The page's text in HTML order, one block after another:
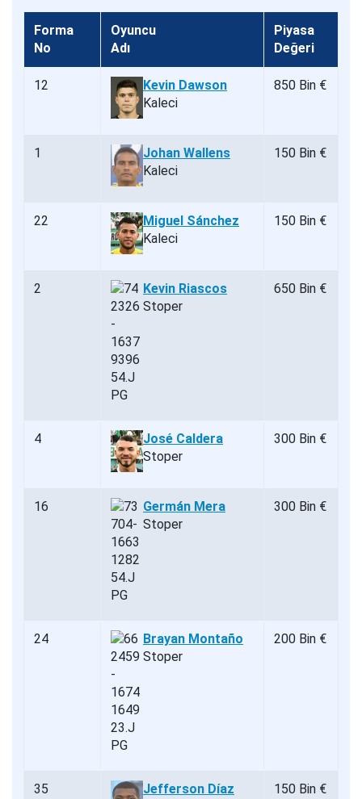
Forma
No
Oyuncu
Adı
Piyasa
Değeri
12
Kevin Dawson
Kaleci
850 Bin €
1
Johan Wallens
Kaleci
150 Bin €
22
Miguel Sánchez
Kaleci
150 Bin €
2
Kevin Riascos
Stoper
650 Bin €
4
José Caldera
Stoper
300 Bin €
16
Germán Mera
Stoper
300 Bin €
24
Brayan Montaño
Stoper
200 Bin €
35
Jefferson Díaz
150 Bin €